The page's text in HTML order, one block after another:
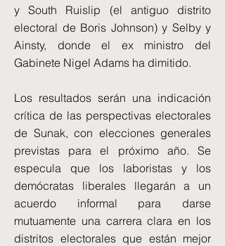
y South Ruislip (el antiguo distrito
electoral de Boris Johnson) y Selby y
Ainsty, donde el ex ministro del
Gabinete Nigel Adams ha dimitido.
Los resultados serán una indicación
crítica de las perspectivas electorales
de Sunak, con elecciones generales
previstas para el próximo año. Se
especula que los laboristas y los
demócratas liberales llegarán a un
acuerdo informal para darse
mutuamente una carrera clara en los
distritos electorales que están mejor